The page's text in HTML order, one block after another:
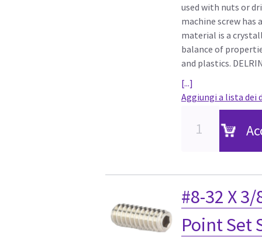
used with nuts or
machine screw has
material is a
balance of
and plastics.
[...]
Aggiungi a lista dei
#8-32 X
Point Set